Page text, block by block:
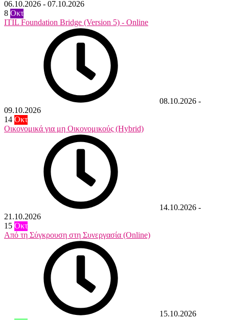
06.10.2026 - 07.10.2026
8 Οκτ
ITIL Foundation Bridge (Version 5) - Online
08.10.2026 -
09.10.2026
14 Οκτ
Οικονομικά για μη Οικονομικούς (Hybrid)
14.10.2026 -
21.10.2026
15 Οκτ
Από τη Σύγκρουση στη Συνεργασία (Online)
15.10.2026